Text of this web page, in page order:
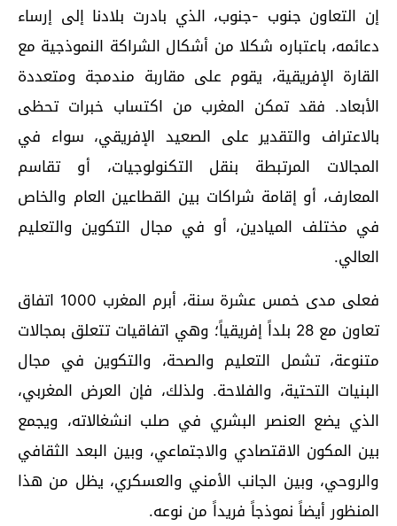
إن التعاون جنوب -جنوب، الذي بادرت بلادنا إلى إرساء
دعائمه، باعتباره شكلا من أشكال الشراكة النموذجية مع
القارة الإفريقية، يقوم على مقاربة مندمجة ومتعددة
الأبعاد. فقد تمكن المغرب من اكتساب خبرات تحظى
بالاعتراف والتقدير على الصعيد الإفريقي، سواء في
المجالات المرتبطة بنقل التكنولوجيات، أو تقاسم
المعارف، أو إقامة شراكات بين القطاعين العام والخاص
في مختلف الميادين، أو في مجال التكوين والتعليم
العالي.
فعلى مدى خمس عشرة سنة، أبرم المغرب 1000 اتفاق
تعاون مع 28 بلداً إفريقياً؛ وهي اتفاقيات تتعلق بمجالات
متنوعة، تشمل التعليم والصحة، والتكوين في مجال
البنيات التحتية، والفلاحة. ولذلك، فإن العرض المغربي،
الذي يضع العنصر البشري في صلب انشغالاته، ويجمع
بين المكون الاقتصادي والاجتماعي، وبين البعد الثقافي
والروحي، وبين الجانب الأمني والعسكري، يظل من هذا
المنظور أيضاً نموذجاً فريداً من نوعه.